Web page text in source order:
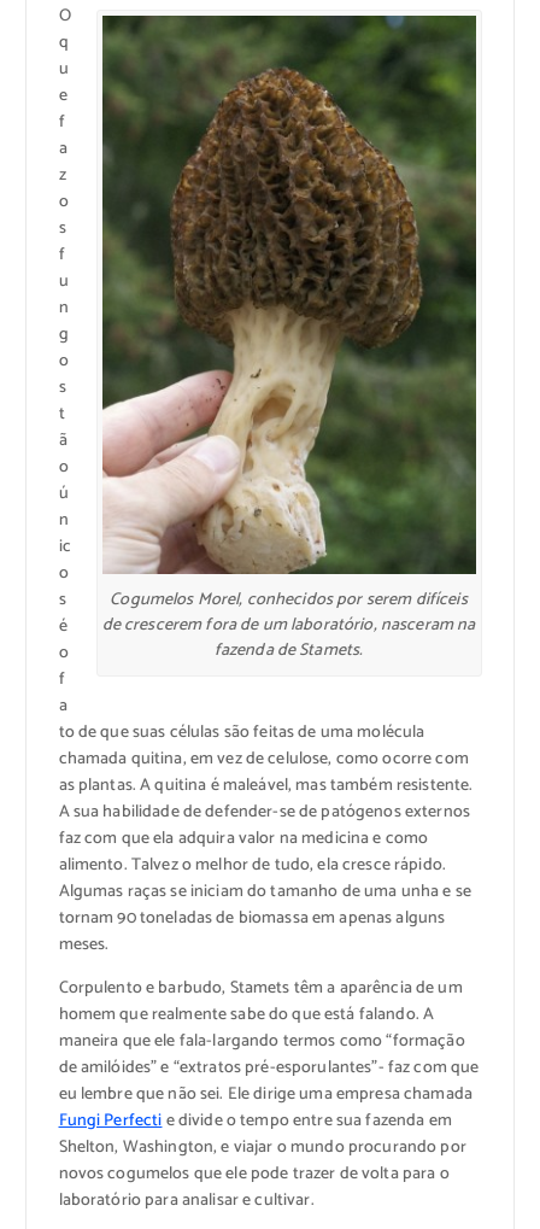
Cogumelos Morel, conhecidos por serem difíceis
de crescerem fora de um laboratório, nasceram na
fazenda de Stamets.
O
q
u
e
f
a
z
o
s
f
u
n
g
o
s
t
ã
o
ú
n
ic
o
s
é
o
f
a
to de que suas células são feitas de uma molécula
chamada quitina, em vez de celulose, como ocorre com
as plantas. A quitina é maleável, mas também resistente.
A sua habilidade de defender-se de patógenos externos
faz com que ela adquira valor na medicina e como
alimento. Talvez o melhor de tudo, ela cresce rápido.
Algumas raças se iniciam do tamanho de uma unha e se
tornam 90 toneladas de biomassa em apenas alguns
meses.
Corpulento e barbudo, Stamets têm a aparência de um
homem que realmente sabe do que está falando. A
maneira que ele fala-largando termos como “formação
de amilóides” e “extratos pré-esporulantes”- faz com que
eu lembre que não sei. Ele dirige uma empresa chamada
Fungi Perfectie divide o tempo entre sua fazenda em
Shelton, Washington, e viajar o mundo procurando por
novos cogumelos que ele pode trazer de volta para o
laboratório para analisar e cultivar.